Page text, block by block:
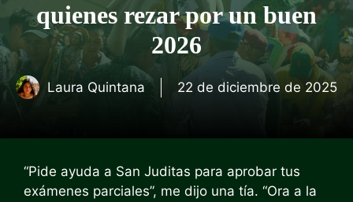
quienes rezar por un buen
2026
Laura Quintana 22 de diciembre de 2025
“Pide ayuda a San Juditas para aprobar tus
exámenes parciales”, me dijo una tía. “Ora a la